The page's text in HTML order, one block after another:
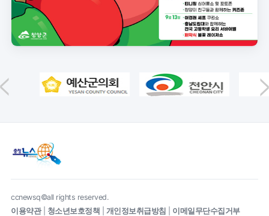
ccnewsq©all rights reserved.
이용약관| 청소년보호정책 개인정보취급방침 이메일무단수집거부